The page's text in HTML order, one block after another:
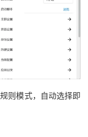
则模式，自动选择即